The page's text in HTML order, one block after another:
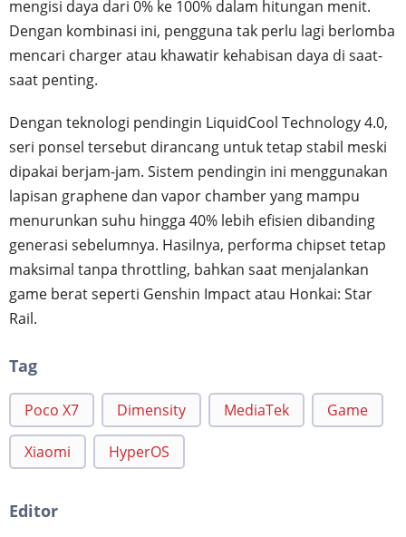
mengisi daya dari 0% ke 100% dalam hitungan menit.
Dengan kombinasi ini, pengguna tak perlu lagi berlomba
mencari charger atau khawatir kehabisan daya di saat-
saat penting.
Dengan teknologi pendingin LiquidCool Technology 4.0,
seri ponsel tersebut dirancang untuk tetap stabil meski
dipakai berjam-jam. Sistem pendingin ini menggunakan
lapisan graphene dan vapor chamber yang mampu
menurunkan suhu hingga 40% lebih efisien dibanding
generasi sebelumnya. Hasilnya, performa chipset tetap
maksimal tanpa throttling, bahkan saat menjalankan
game berat seperti Genshin Impact atau Honkai: Star
Rail.
Tag
Poco X7 Dimensity MediaTek Game
Xiaomi HyperOS
Editor